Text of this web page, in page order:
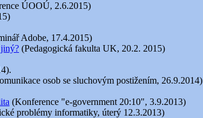
ÚOOÚ, 2.6.2015)
Adobe, 17.4.2015)
(Pedagogická fakulta UK, 20.2. 2015)
osob se sluchovým postižením, 26.9.2014)
(Konference "e-government 20:10", 3.9.2013)
problémy informatiky, úterý 12.3.2013)